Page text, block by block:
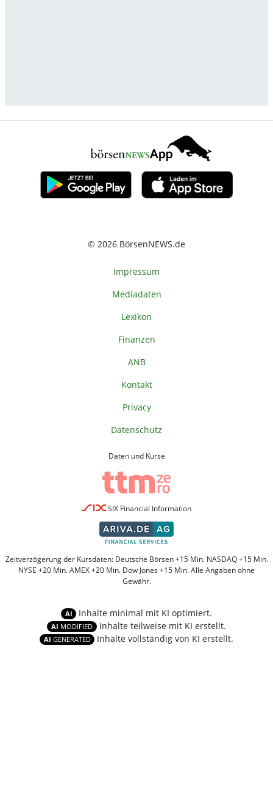
© 2026 BörsenNEWS.de
Impressum
Mediadaten
Lexikon
Finanzen
ANB
Kontakt
Privacy
Datenschutz
Daten und Kurse
SIX Financial Information
Zeitverzögerung der Kursdaten: Deutsche Börsen +15 Min. NASDAQ +15 Min.
NYSE +20 Min. AMEX +20 Min. Dow Jones +15 Min. Alle Angaben ohne
Gewähr.
AI Inhalte minimal mit KI optimiert.
AI MODIFIED Inhalte teilweise mit KI erstellt.
AI GENERATED Inhalte vollständig von KI erstellt.